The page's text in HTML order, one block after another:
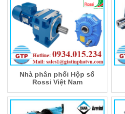
Nhà phân phối Hộp số
Rossi Việt Nam